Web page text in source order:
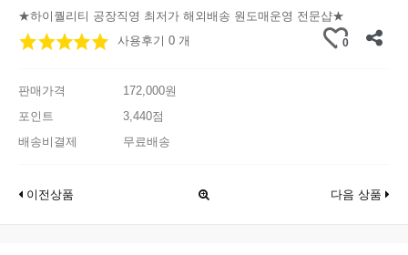
★하이퀄리티 공장직영 최저가 해외배송 원도매운영 전문샵★
사용후기 0 개
0
판매가격
172,000원
포인트
3,440점
배송비결제
무료배송
이전상품 다음 상품